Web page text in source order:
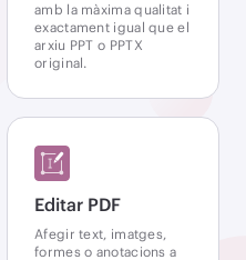
amb la màxima qualitat i
exactament igual que el
arxiu PPT o PPTX
original.
Editar PDF
Afegir text, imatges,
formes o anotacions a